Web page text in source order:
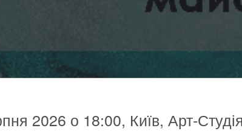
2026 о 18:00, Київ, Арт-